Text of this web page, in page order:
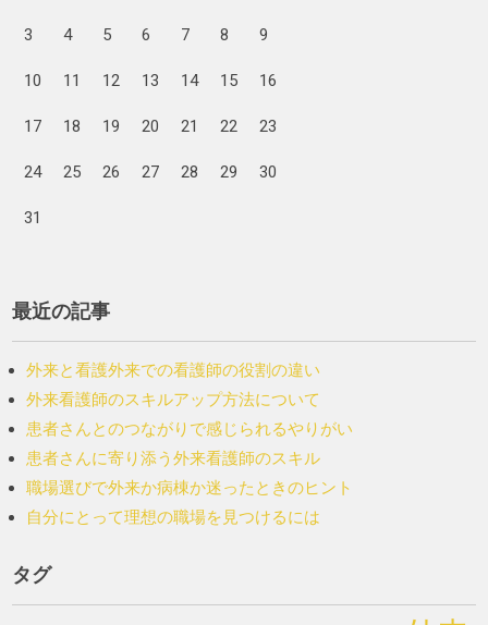
3 4 5 6 7 8 9
10 11 12 13 14 15 16
17 18 19 20 21 22 23
24 25 26 27 28 29 30
31
最近の記事
外来と看護外来での看護師の役割の違い
外来看護師のスキルアップ方法について
患者さんとのつながりで感じられるやりがい
患者さんに寄り添う外来看護師のスキル
職場選びで外来か病棟か迷ったときのヒント
自分にとって理想の職場を見つけるには
タグ